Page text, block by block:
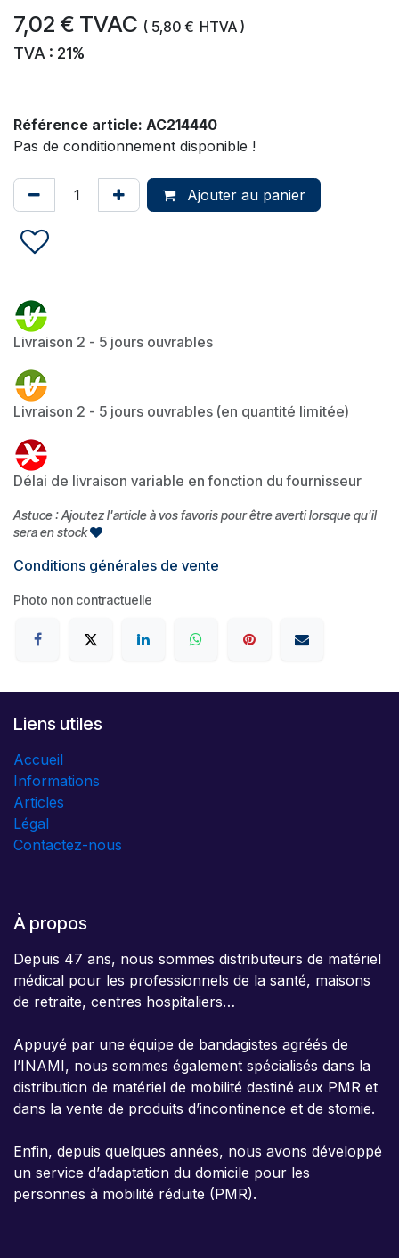
7,02 € TVAC ( 5,80 € HTVA )
TVA : 21%
Référence article: AC214440
Pas de conditionnement disponible !
Ajouter au panier
Livraison 2 - 5 jours ouvrables
Livraison 2 - 5 jours ouvrables (en quantité limitée)
Délai de livraison variable en fonction du fournisseur
Astuce : Ajoutez l'article à vos favoris pour être averti lorsque qu'il
sera en stock
Conditions générales de vente
Photo non contractuelle
Liens utiles
Accueil
Informations
Articles
Légal
Contactez-nous
À propos
Depuis 47 ans, nous sommes distributeurs de matériel
médical pour les professionnels de la santé, maisons
de retraite, centres hospitaliers…
Appuyé par une équipe de bandagistes agréés de
l’INAMI, nous sommes également spécialisés dans la
distribution de matériel de mobilité destiné aux PMR et
dans la vente de produits d’incontinence et de stomie.
Enfin, depuis quelques années, nous avons développé
un service d’adaptation du domicile pour les
personnes à mobilité réduite (PMR).